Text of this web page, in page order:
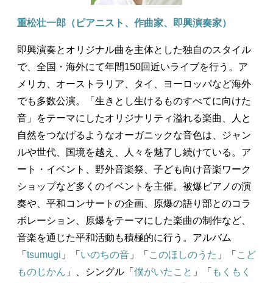
重松壮一郎（ピアニスト、作曲家、即興演奏家）
即興演奏とオリジナル曲を主体とした独自のスタイル
で、全国・海外にて年間150回近いライブを行う。ア
メリカ、オーストラリア、タイ、ヨーロッパなど海外
でも多数公演。「生きとし生けるものすべてに向けた
音」をテーマにしたオリジナリティ溢れる楽曲、人と
自然をつなげるようなオーガニックな音色は、ジャン
ルや世代、国境を越え、人々を魅了し続けている。ア
ート・イベント、野外音楽祭、子ども向け音楽ワーク
ショップなど多くのイベントを主催。被爆ピアノの演
奏や、平和コンサートの企画、原爆の語り部とのコラ
ボレーション、原爆をテーマにした楽曲の制作など、
音楽を通じた平和活動も積極的に行う。アルバム
「 tsumugi 」「 いのちの音 」「 このほしのうた 」「 こど
ものじかん 」、シングル「 僕がいたこと 」「 もくもく